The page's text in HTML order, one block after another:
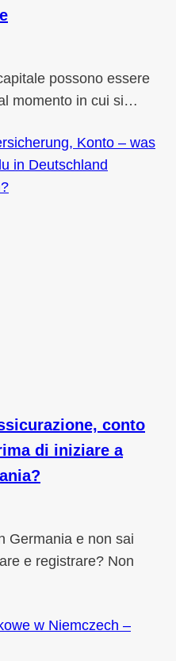
possono essere
momento in cui si…
conto
di iniziare a
Germania e non sai
e registrare? Non